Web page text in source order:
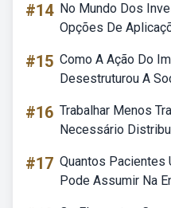
#14 No Mundo Dos
Opções De
#15 Como A Ação Do
Desestruturou A
#16 Trabalhar Menos
Necessário
#17 Quantos Pacientes
Pode Assumir Na